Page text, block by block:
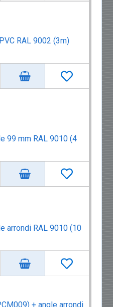
RAL 9002 (3m)
99 mm RAL 9010 (4
arrondi RAL 9010 (10
+ angle arrondi